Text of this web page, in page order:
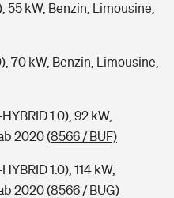
55 kW, Benzin, Limousine,
70 kW, Benzin, Limousine,
1.0), 92 kW,
2020(8566 / BUF)
1.0), 114 kW,
2020(8566 / BUG)